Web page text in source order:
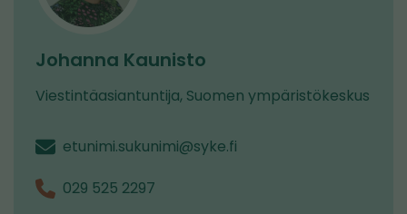
Johanna Kaunisto
Viestintäasiantuntija, Suomen ympäristökeskus
etunimi.sukunimi@syke.fi
029 525 2297